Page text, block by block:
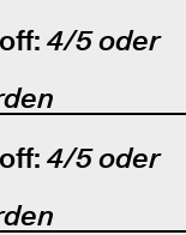
4/5 oder
4/5 oder